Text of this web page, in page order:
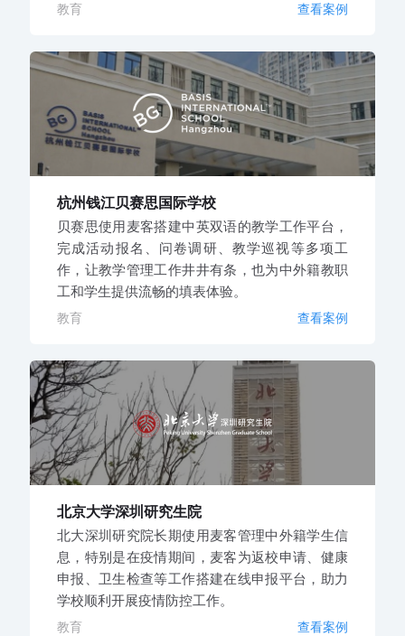
教育 查看案例
杭州钱江贝赛思国际学校
贝赛思使用麦客搭建中英双语的教学工作平台，
完成活动报名、问卷调研、教学巡视等多项工
作，让教学管理工作井井有条，也为中外籍教职
工和学生提供流畅的填表体验。
教育 查看案例
北京大学深圳研究生院
北大深圳研究院长期使用麦客管理中外籍学生信
息，特别是在疫情期间，麦客为返校申请、健康
申报、卫生检查等工作搭建在线申报平台，助力
学校顺利开展疫情防控工作。
教育 查看案例